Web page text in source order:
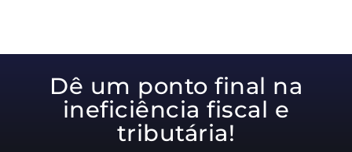
Dê um ponto final na
ineficiência fiscal e
tributária!